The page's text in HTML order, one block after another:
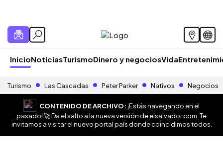
InicioNoticiasTurismoDinero y negociosVida
Turismo Las Cascadas Peter Parker Nativos Negocios
CONTENIDO DE ARCHIVO:¡Estás navegando en el
pasado! 🚀 Da el salto a la nueva versión deelsalvador.com . Te
invitamos a visitar el nuevo portal país donde coincidimos todos.